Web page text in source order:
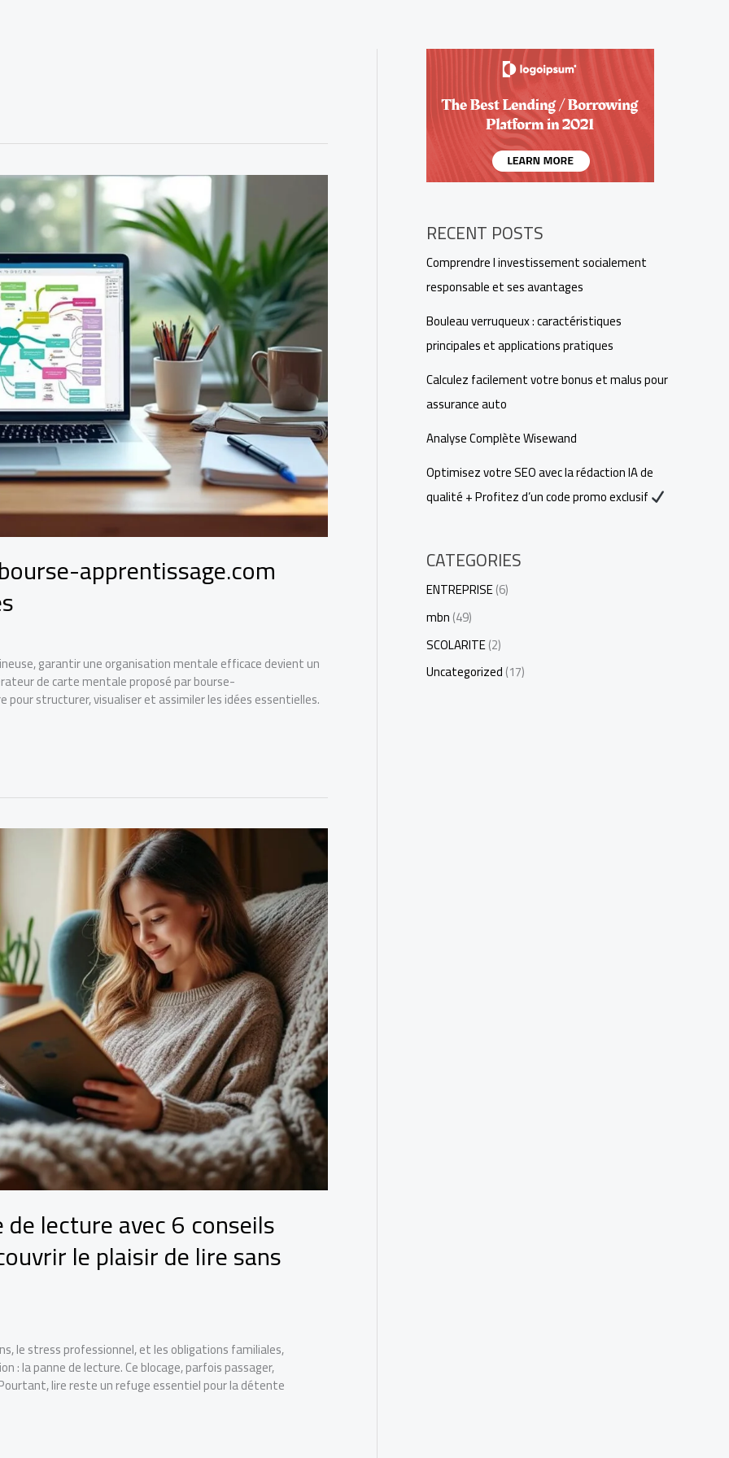
apprentissage.com
garantir une organisation mentale efficace devient un
de carte mentale proposé par bourse-
structurer, visualiser et assimiler les idées essentielles.
lecture avec 6 conseils
le plaisir de lire sans
le stress professionnel, et les obligations familiales,
la panne de lecture. Ce blocage, parfois passager,
lire reste un refuge essentiel pour la détente
RECENT POSTS
Comprendre l investissement socialement
responsable et ses avantages
Bouleau verruqueux : caractéristiques
principales et applications pratiques
Calculez facilement votre bonus et malus pour
assurance auto
Analyse Complète Wisewand
Optimisez votre SEO avec la rédaction IA de
qualité + Profitez d’un code promo exclusif
CATEGORIES
ENTREPRISE(6)
mbn(49)
SCOLARITE(2)
Uncategorized(17)